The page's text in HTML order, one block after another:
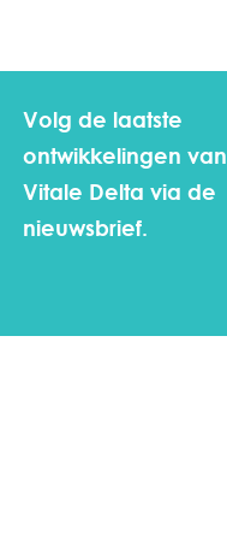
Volg de laatste
ontwikkelingen van
Vitale Delta via de
nieuwsbrief.